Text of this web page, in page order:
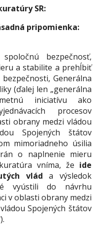
SR:
pripomienka:
bezpečnosť,
a stabilite a prehĺbiť
Generálna
(ďalej len „generálna
iniciatívu ako
procesov
obrany medzi vládou
Spojených štátov
mimoriadneho úsilia
o naplnenie mieru
vníma, že ide
vláda výsledok
vyústili do návrhu
v oblasti obrany medzi
Spojených štátov